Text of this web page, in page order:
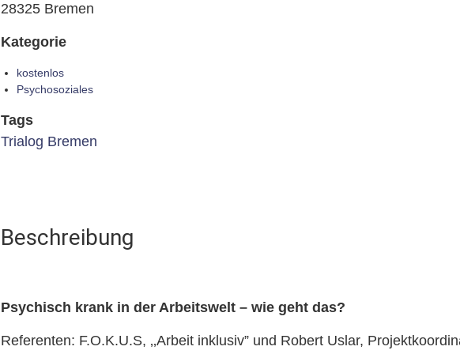
28325 Bremen
Kategorie
kostenlos
Psychosoziales
Tags
Trialog Bremen
Beschreibung
Psychisch krank in der Arbeitswelt – wie geht das?
Referenten: F.O.K.U.S, ‚‚Arbeit inklusiv” und Robert Uslar,